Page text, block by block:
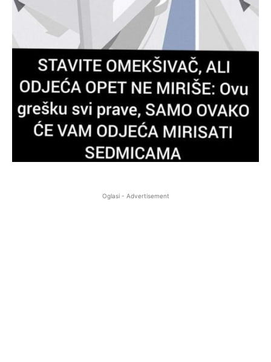
Oglasi - Advertisement